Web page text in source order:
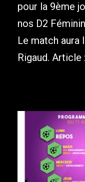
pour la 9ème
nos D2
Le match aura
Rigaud.